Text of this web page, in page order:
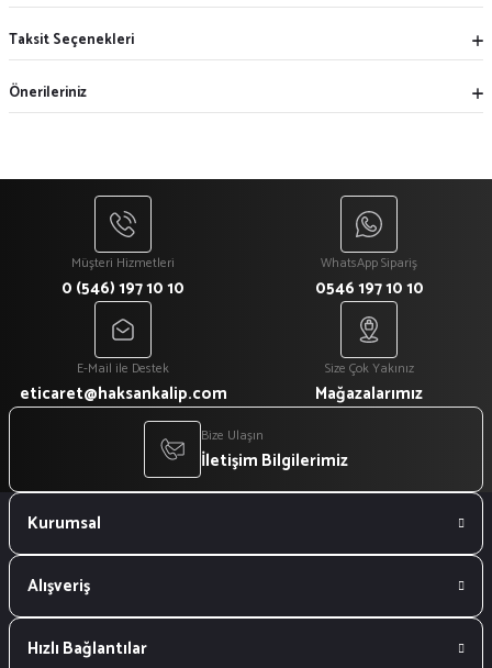
Taksit Seçenekleri
Önerileriniz
Müşteri Hizmetleri
0 (546) 197 10 10
WhatsApp Sipariş
0546 197 10 10
E-Mail ile Destek
eticaret@haksankalip.com
Size Çok Yakınız
Mağazalarımız
Bize Ulaşın
İletişim Bilgilerimiz
Kurumsal
Alışveriş
Hızlı Bağlantılar